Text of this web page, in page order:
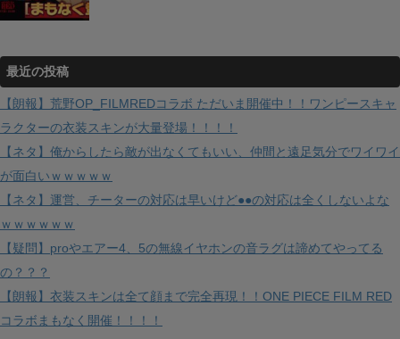
最近の投稿
【朗報】荒野OP_FILMREDコラボ ただいま開催中！！ワンピースキャ
ラクターの衣装スキンが大量登場！！！！
【ネタ】俺からしたら敵が出なくてもいい、仲間と遠足気分でワイワイ
が面白いｗｗｗｗｗ
【ネタ】運営、チーターの対応は早いけど●●の対応は全くしないよな
ｗｗｗｗｗｗ
【疑問】proやエアー4、5の無線イヤホンの音ラグは諦めてやってる
の？？？
【朗報】衣装スキンは全て顔まで完全再現！！ONE PIECE FILM RED
コラボまもなく開催！！！！